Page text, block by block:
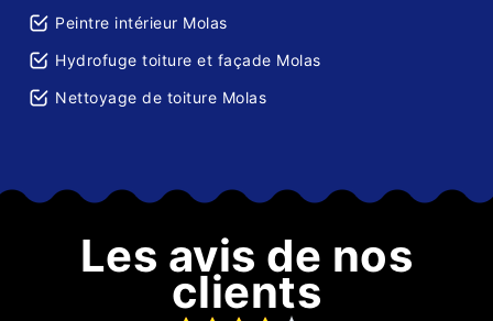
Peintre intérieur Molas
Hydrofuge toiture et façade Molas
Nettoyage de toiture Molas
Les avis de nos
clients